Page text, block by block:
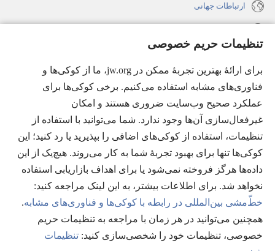
تنظیمات حریم خصوصی
برای ارائهٔ بهترین تجربهٔ ممکن در jw.org، ما از کوکی‌ها و
فناوری‌های مشابه استفاده می‌کنیم. برخی کوکی‌ها برای
عملکرد صحیح وب‌سایت ضروری هستند و امکان
غیرفعال‌سازی آن‌ها وجود ندارد. شما می‌توانید با استفاده از
تنظیمات، استفاده از کوکی‌های اضافی را بپذیرید یا رد کنید؛ این
کوکی‌ها تنها برای بهبود تجربهٔ شما به کار می‌روند. هیچ‌یک از این
داده‌ها هرگز فروخته نمی‌شود یا برای اهداف بازاریابی استفاده
نخواهد شد. برای اطلاعات بیشتر، به این لینک مراجعه کنید:‏
خطّ‌مشی بین‌المللی در رابطه با کوکی‌ها و فناوری‌های مشابه.
همچنین می‌توانید در هر زمان با مراجعه به تنظیمات حریم
خصوصی، تنظیمات خود را شخصی‌سازی کنید:‏ تنظیمات
ارتباطات جهانی
(پنجره‌ای
جدید
می‌شود)
(پنجره‌ای
جدید
می‌شود)
JW Hub
®
(پنجره‌ای
باز
می‌شود)
®
JW Library
Watchtower Library
© 2026 Watch Tower Bible and Tract Society of Pennsylvania.